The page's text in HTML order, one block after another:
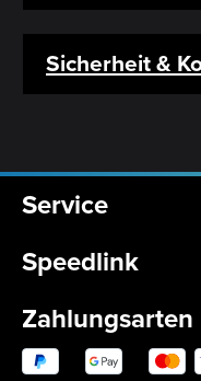
Sicherheit &
Service
Speedlink
Zahlungsarten